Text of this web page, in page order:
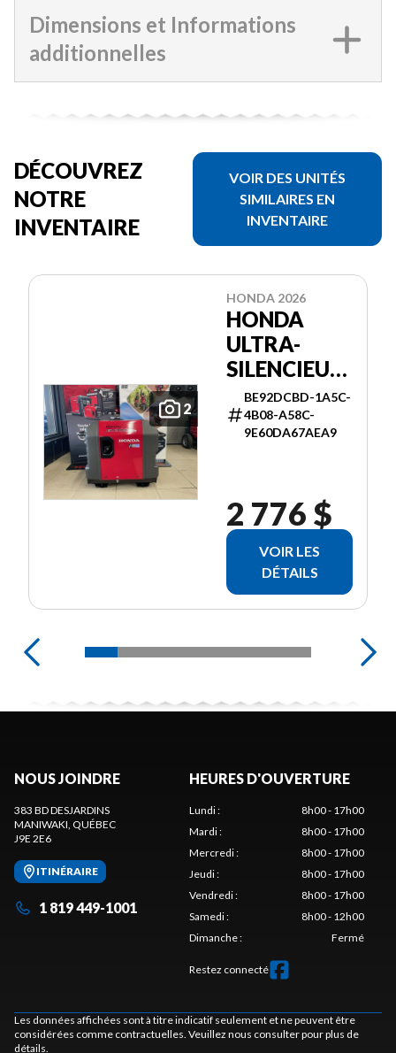
Dimensions et Informations
additionnelles
DÉCOUVREZ
NOTRE
INVENTAIRE
VOIR DES UNITÉS
SIMILAIRES EN
INVENTAIRE
2
HONDA 2026
HONDA
ULTRA-
SILENCIEUSE
3000I ES
BE92DCBD-1A5C-
4B08-A58C-
9E60DA67AEA9
2 776 $
VOIR LES
DÉTAILS
NOUS JOINDRE
383 BD DESJARDINS
MANIWAKI , QUÉBEC
J9E 2E6
ITINÉRAIRE
1 819 449-1001
HEURES D'OUVERTURE
Lundi:
8h00 - 17h00
Mardi:
8h00 - 17h00
Mercredi:
8h00 - 17h00
Jeudi:
8h00 - 17h00
Vendredi:
8h00 - 17h00
Samedi:
8h00 - 12h00
Dimanche: Fermé
Restez connecté
Les données affichées sont à titre indicatif seulement et ne peuvent être
considérées comme contractuelles. Veuillez nous consulter pour plus de
détails.